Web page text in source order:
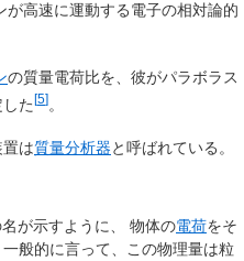
高速に運動する電子の相対論的
の質量電荷比を、彼がパラボラス
た[5]。
は質量分析器と呼ばれている。
が示すように、 物体の電荷をそ
般的に言って、この物理量は粒